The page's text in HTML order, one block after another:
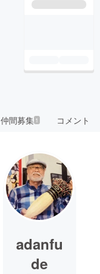
仲間募集 1 コメント
adanfu
de